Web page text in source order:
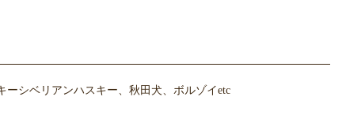
シベリアンハスキー、秋田犬、ボルゾイetc